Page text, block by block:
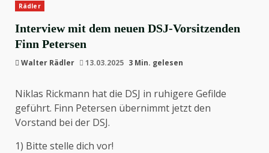
Rädler
Interview mit dem neuen DSJ-Vorsitzenden
Finn Petersen
Walter Rädler 13.03.2025 3 Min. gelesen
Niklas Rickmann hat die DSJ in ruhigere Gefilde
geführt. Finn Petersen übernimmt jetzt den
Vorstand bei der DSJ.
1) Bitte stelle dich vor!